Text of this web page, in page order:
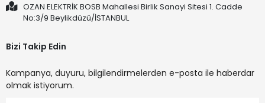
OZAN ELEKTRİK BOSB Mahallesi Birlik Sanayi Sitesi 1. Cadde
No:3/9 Beylikdüzü/İSTANBUL
Bizi Takip Edin
Kampanya, duyuru, bilgilendirmelerden e-posta ile haberdar
olmak istiyorum.